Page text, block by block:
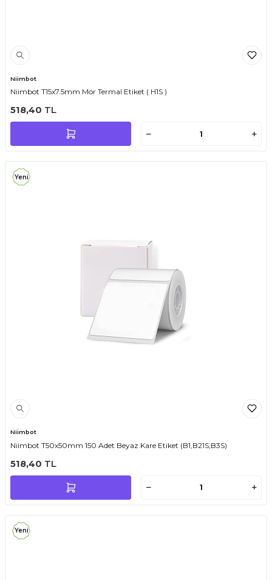
Niimbot
Niimbot T15x7.5mm Mor Termal Etiket ( H1S )
518,40 TL
Yeni
Niimbot
Niimbot T50x50mm 150 Adet Beyaz Kare Etiket (B1,B21S,B3S)
518,40 TL
Yeni